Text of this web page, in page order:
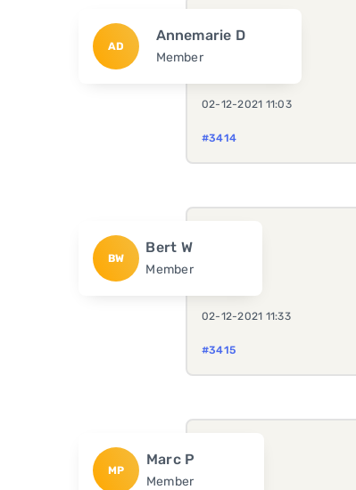
AD
Annemarie D
Member
02-12-2021 11:03
#3414
BW
Bert W
Member
02-12-2021 11:33
#3415
MP
Marc P
Member